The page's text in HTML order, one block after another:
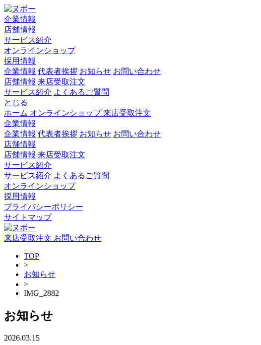
企業情報
店舗情報
サービス紹介
オンラインショップ
採用情報
企業情報 代表者挨拶 お知らせ お問い合わせ
店舗情報 来店受取注文
サービス紹介 よくあるご質問
とじる
ホーム オンラインショップ来店受取注文
企業情報
企業情報 代表者挨拶 お知らせ お問い合わせ
店舗情報
店舗情報 来店受取注文
サービス紹介
サービス紹介 よくあるご質問
オンラインショップ
採用情報
プライバシーポリシー
サイトマップ
来店受取注文 お問い合わせ
TOP
>
お知らせ
>
IMG_2882
お知らせ
2026.03.15